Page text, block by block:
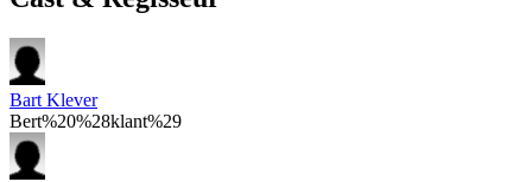
Bart Klever
Bert%20%28klant%29